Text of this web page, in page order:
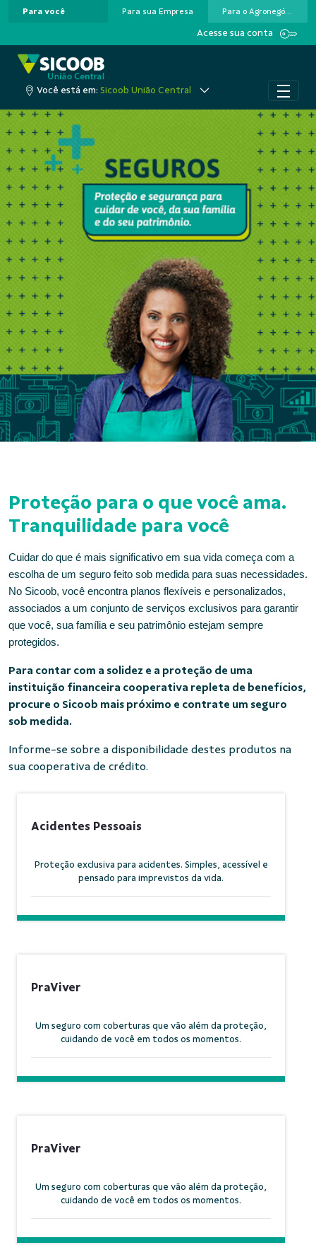
Pular para o Conteúdo principal
Para você Para sua Empresa Para o Agronegócio
Acesse sua conta
Você está em: Sicoob União Central
Proteção para o que você ama.
Tranquilidade para você
Cuidar do que é mais significativo em sua vida começa com a
escolha de um seguro feito sob medida para suas necessidades.
No Sicoob, você encontra planos flexíveis e personalizados,
associados a um conjunto de serviços exclusivos para garantir
que você, sua família e seu patrimônio estejam sempre
protegidos.
Para contar com a solidez e a proteção de uma
instituição financeira cooperativa repleta de benefícios,
procure o Sicoob mais próximo e contrate um seguro
sob medida.
Informe-se sobre a disponibilidade destes produtos na
sua cooperativa de crédito.
Acidentes Pessoais
Proteção exclusiva para acidentes. Simples, acessível e
pensado para imprevistos da vida.
PraViver
Um seguro com coberturas que vão além da proteção,
cuidando de você em todos os momentos.
PraViver
Um seguro com coberturas que vão além da proteção,
cuidando de você em todos os momentos.